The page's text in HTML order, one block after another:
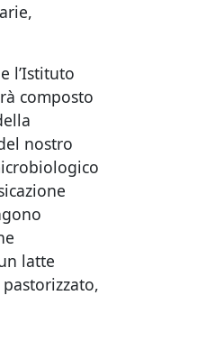
l’Istituto
composto
nostro
latte